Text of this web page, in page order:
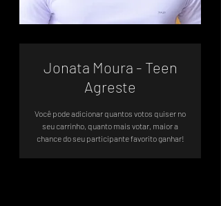
Jonata Moura - Teen
Agreste
Você pode adicionar quantos votos quiser no
seu carrinho, quanto mais votar, maior a
chance do seu participante favorito ganhar!